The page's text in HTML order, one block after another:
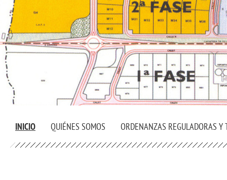
INICIO QUIÉNES SOMOS ORDENANZAS REGULADORAS Y